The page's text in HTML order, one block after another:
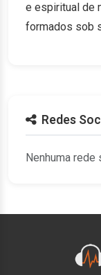
e espiritual de
formados sob
Redes
Nenhuma rede